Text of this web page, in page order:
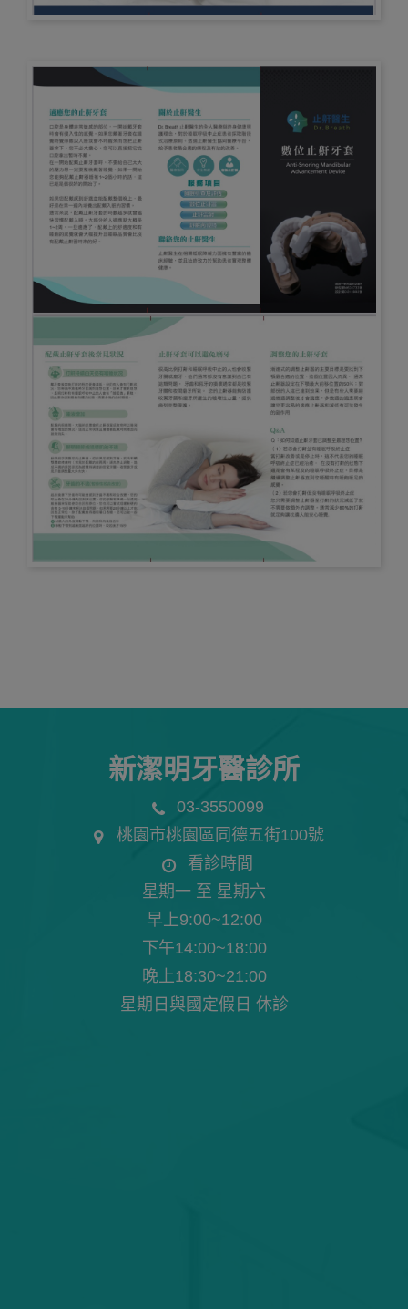
新潔明牙醫診所
03-3550099
桃園市桃園區同德五街100號
看診時間
星期一 至 星期六
早上9:00~12:00
下午14:00~18:00
晚上18:30~21:00
星期日與國定假日 休診